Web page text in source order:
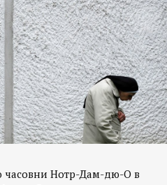
Нотр-Дам-дю-О в